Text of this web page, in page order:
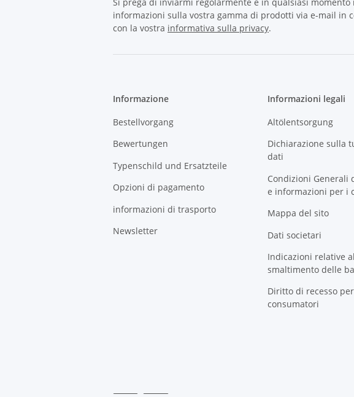
informazioni sulla vostra gamma di prodotti via e-mail in
con la vostra informativa sulla privacy.
Informazione
Bestellvorgang
Bewertungen
Typenschild und Ersatzteile
Opzioni di pagamento
informazioni di trasporto
Newsletter
Informazioni legali
Altölentsorgung
Dichiarazione sulla
dati
Condizioni Generali
e informazioni per i
Mappa del sito
Dati societari
Indicazioni relative
smaltimento delle
Diritto di recesso per
consumatori